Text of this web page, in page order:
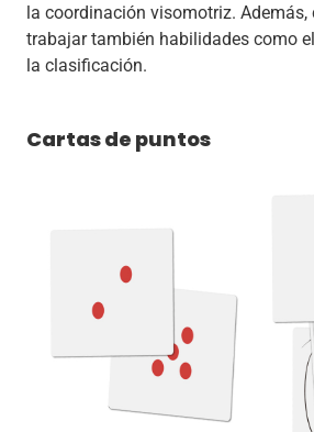
la coordinación visomotriz.
trabajar también habilidades como
la clasificación.
Cartas de puntos